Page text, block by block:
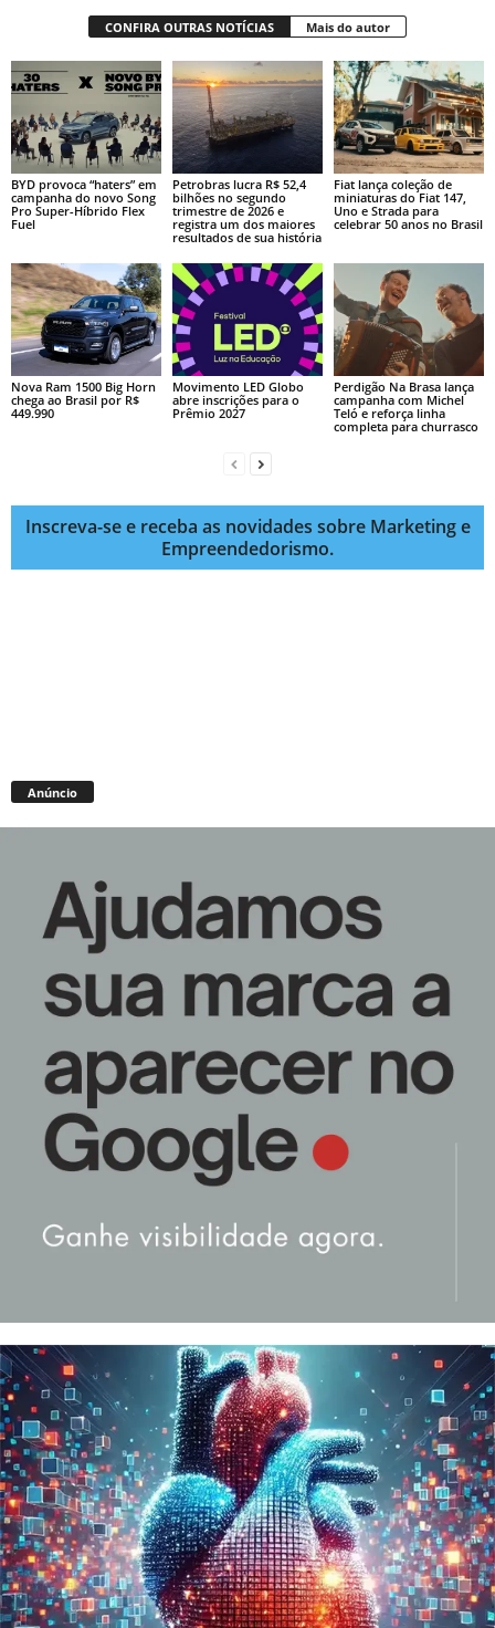
CONFIRA OUTRAS NOTÍCIAS Mais do autor
BYD provoca “haters” em
campanha do novo Song
Pro Super-Híbrido Flex
Fuel
Petrobras lucra R$ 52,4
bilhões no segundo
trimestre de 2026 e
registra um dos maiores
resultados de sua história
Fiat lança coleção de
miniaturas do Fiat 147,
Uno e Strada para
celebrar 50 anos no Brasil
Nova Ram 1500 Big Horn
chega ao Brasil por R$
449.990
Movimento LED Globo
abre inscrições para o
Prêmio 2027
Perdigão Na Brasa lança
campanha com Michel
Teló e reforça linha
completa para churrasco
Inscreva-se e receba as novidades sobre Marketing e
Empreendedorismo.
Anúncio